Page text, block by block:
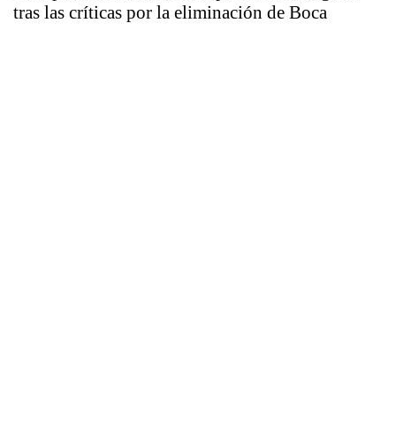
tras las críticas por la eliminación de Boca